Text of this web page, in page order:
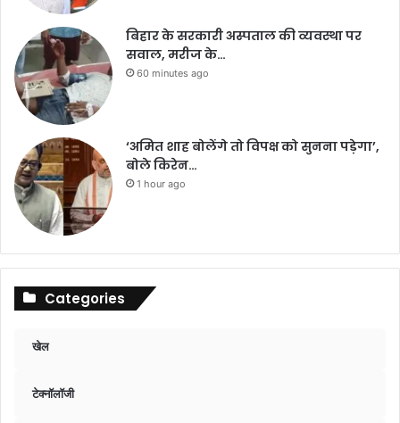
बिहार के सरकारी अस्पताल की व्यवस्था पर
सवाल, मरीज के…
60 minutes ago
‘अमित शाह बोलेंगे तो विपक्ष को सुनना पड़ेगा’,
बोले किरेन…
1 hour ago
Categories
खेल
टेक्नॉलॉजी